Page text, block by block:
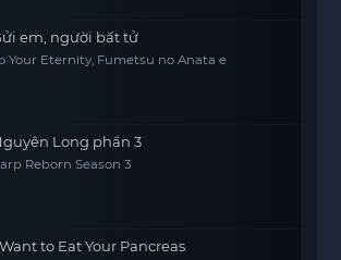
em, người bất tử
Your Eternity, Fumetsu no Anata e
Long phần 3
Reborn Season 3
to Eat Your Pancreas